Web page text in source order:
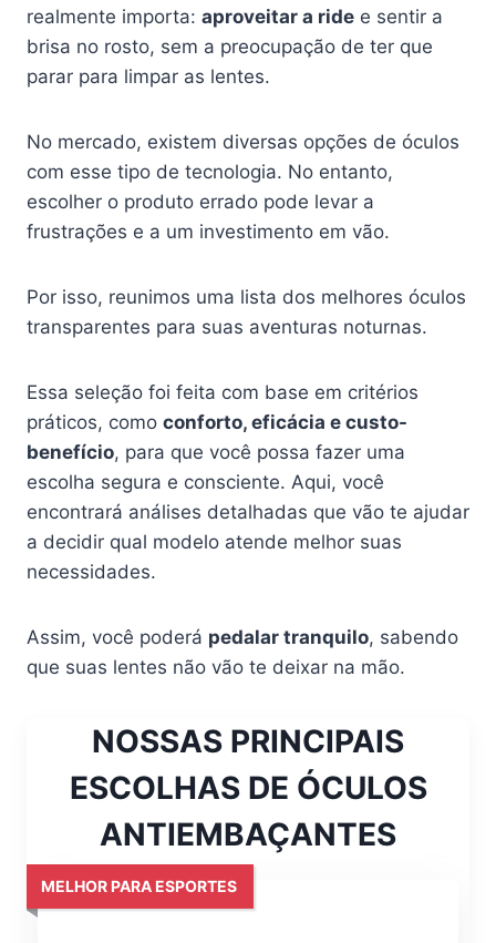
realmente importa: aproveitar a ride e sentir a
brisa no rosto, sem a preocupação de ter que
parar para limpar as lentes.
No mercado, existem diversas opções de óculos
com esse tipo de tecnologia. No entanto,
escolher o produto errado pode levar a
frustrações e a um investimento em vão.
Por isso, reunimos uma lista dos melhores óculos
transparentes para suas aventuras noturnas.
Essa seleção foi feita com base em critérios
práticos, como conforto, eficácia e custo-
benefício, para que você possa fazer uma
escolha segura e consciente. Aqui, você
encontrará análises detalhadas que vão te ajudar
a decidir qual modelo atende melhor suas
necessidades.
Assim, você poderá pedalar tranquilo, sabendo
que suas lentes não vão te deixar na mão.
NOSSAS PRINCIPAIS
ESCOLHAS DE ÓCULOS
ANTIEMBAÇANTES
MELHOR PARA ESPORTES